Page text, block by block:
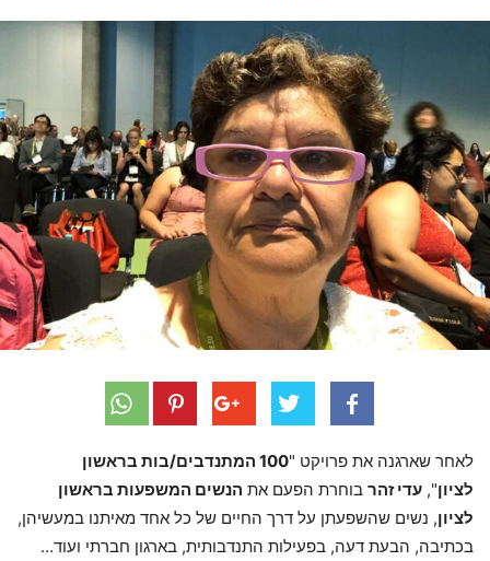
לאחר שארגנה את פרויקט "
100 המתנדבים/בות בראשון
לציון", עדי זהר בוחרת הפעם את הנשים המשפעות בראשון
לציון, נשים שהשפעתן על דרך החיים של כל אחד מאיתנו במעשיהן,
בכתיבה, הבעת דעה, בפעילות התנדבותית, בארגון חברתי ועוד…